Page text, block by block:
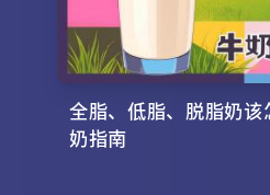
全脂、低脂、脱脂奶
奶指南